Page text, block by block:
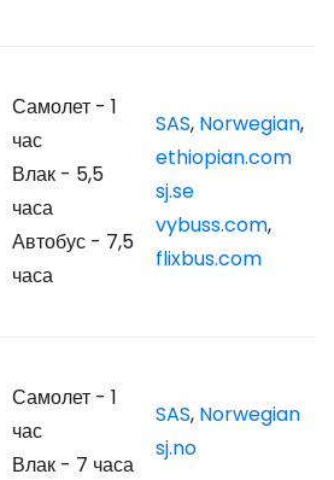
Самолет - 1
час
Влак - 5,5
часа
Автобус - 7,5
часа
SAS, Norwegian,
ethiopian.com
sj.se
vybuss.com,
flixbus.com
Самолет - 1
час
Влак - 7 часа
SAS, Norwegian
sj.no